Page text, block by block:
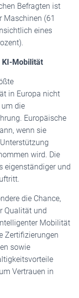
Befragten ist
Maschinen (61
eines
KI-Mobilität
in Europa nicht
die
Europäische
wenn sie
wird. Die
eigenständiger und
die Chance,
Qualität und
Mobilität
Zertifizierungen
sowie
Vertrauen in